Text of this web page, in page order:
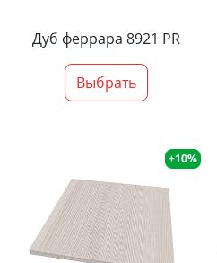
Дуб феррара 8921 PR
Выбрать
+10%